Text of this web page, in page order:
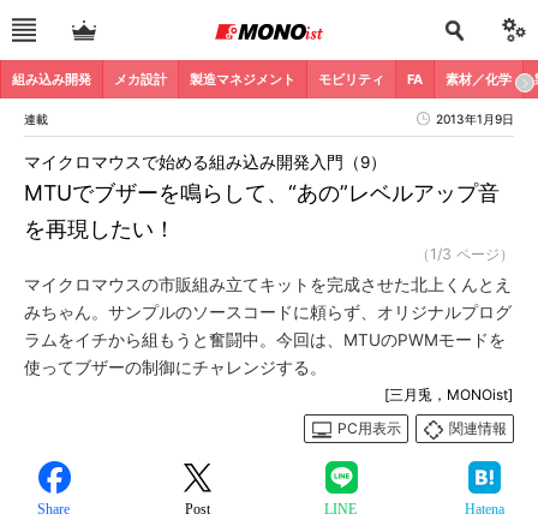
組み込み開発 メカ設計 製造マネジメント モビリティ FA 素材／化学
連載 2013年1月9日
MTUでブザーを鳴らして、“あの”レベルアップ音
を再現したい！
マイクロマウスで始める組み込み開発入門（9）
（1/3 ページ）
マイクロマウスの市販組み立てキットを完成させた北上くんとえ
みちゃん。サンプルのソースコードに頼らず、オリジナルプログ
ラムをイチから組もうと奮闘中。今回は、MTUのPWMモードを
使ってブザーの制御にチャレンジする。
[三月兎，MONOist]
PC用表示
関連情報
Share Post LINE Hatena